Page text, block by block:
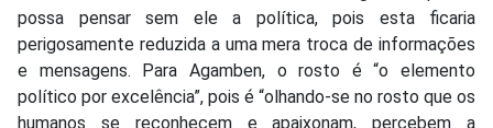
possa pensar sem ele a política, pois esta ficaria
perigosamente reduzida a uma mera troca de informações
e mensagens. Para Agamben, o rosto é “o elemento
político por excelência”, pois é “olhando-se no rosto que os
humanos se reconhecem e apaixonam, percebem a